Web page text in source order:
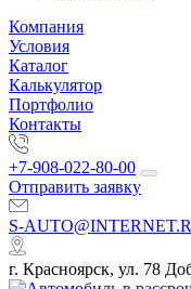
Компания
Условия
Каталог
Калькулятор
Портфолио
Контакты
+7-908-022-80-00
Отправить заявку
S-
г. Красноярск, ул. 78